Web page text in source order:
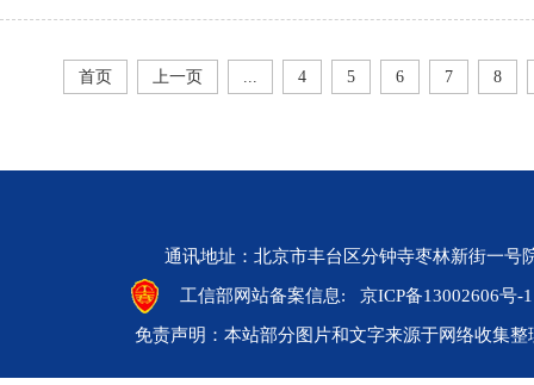
首页 上一页 ... 4 5 6 7 8
通讯地址：北京市丰台区分钟寺枣林新街一
工信部网站备案信息: 京ICP备13002606号-1
免责声明：本站部分图片和文字来源于网络收集